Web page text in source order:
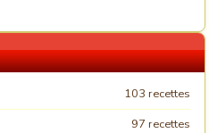
103 recettes
97 recettes